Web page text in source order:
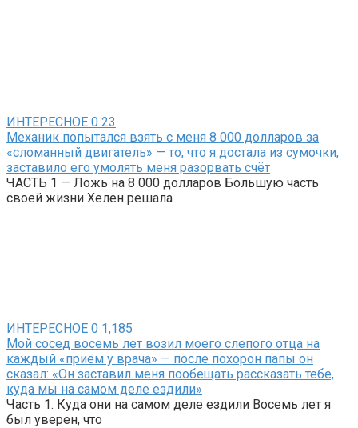
ИНТЕРЕСНОЕ 0 23
Механик попытался взять с меня 8 000 долларов за
«сломанный двигатель» — то, что я достала из сумочки,
заставило его умолять меня разорвать счёт
ЧАСТЬ 1 — Ложь на 8 000 долларов Большую часть
своей жизни Хелен решала
ИНТЕРЕСНОЕ 0 1,185
Мой сосед восемь лет возил моего слепого отца на
каждый «приём у врача» — после похорон папы он
сказал: «Он заставил меня пообещать рассказать тебе,
куда мы на самом деле ездили»
Часть 1. Куда они на самом деле ездили Восемь лет я
был уверен, что